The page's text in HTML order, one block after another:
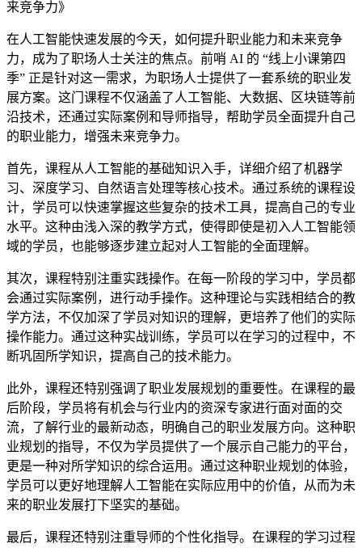
来竞争力》
在人工智能快速发展的今天，如何提升职业能力和未来竞争
力，成为了职场人士关注的焦点。前哨 AI 的 “线上小课第四
季” 正是针对这一需求，为职场人士提供了一套系统的职业发
展方案。这门课程不仅涵盖了人工智能、大数据、区块链等前
沿技术，还通过实际案例和导师指导，帮助学员全面提升自己
的职业能力，增强未来竞争力。
首先，课程从人工智能的基础知识入手，详细介绍了机器学
习、深度学习、自然语言处理等核心技术。通过系统的课程设
计，学员可以快速掌握这些复杂的技术工具，提高自己的专业
水平。这种由浅入深的教学方式，使得即使是初入人工智能领
域的学员，也能够逐步建立起对人工智能的全面理解。
其次，课程特别注重实践操作。在每一阶段的学习中，学员都
会通过实际案例，进行动手操作。这种理论与实践相结合的教
学方法，不仅加深了学员对知识的理解，更培养了他们的实际
操作能力。通过这种实战训练，学员可以在学习的过程中，不
断巩固所学知识，提高自己的技术能力。
此外，课程还特别强调了职业发展规划的重要性。在课程的最
后阶段，学员将有机会与行业内的资深专家进行面对面的交
流，了解行业的最新动态，明确自己的职业发展方向。这种职
业规划的指导，不仅为学员提供了一个展示自己能力的平台，
更是一种对所学知识的综合运用。通过这种职业规划的体验，
学员可以更好地理解人工智能在实际应用中的价值，从而为未
来的职业发展打下坚实的基础。
最后，课程还特别注重导师的个性化指导。在课程的学习过程